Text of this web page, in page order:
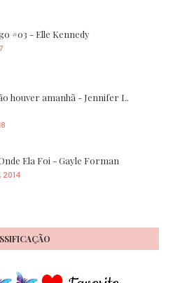
#03 - Elle Kennedy
houver amanhã - Jennifer L.
Ela Foi - Gayle Forman
2014